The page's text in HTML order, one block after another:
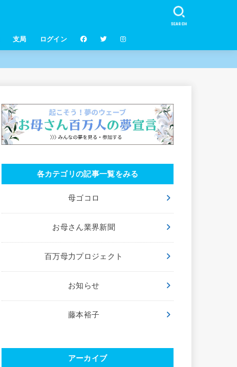
支局 ログイン
SEARCH
各カテゴリの記事一覧をみる
母ゴコロ
お母さん業界新聞
百万母力プロジェクト
お知らせ
藤本裕子
アーカイブ